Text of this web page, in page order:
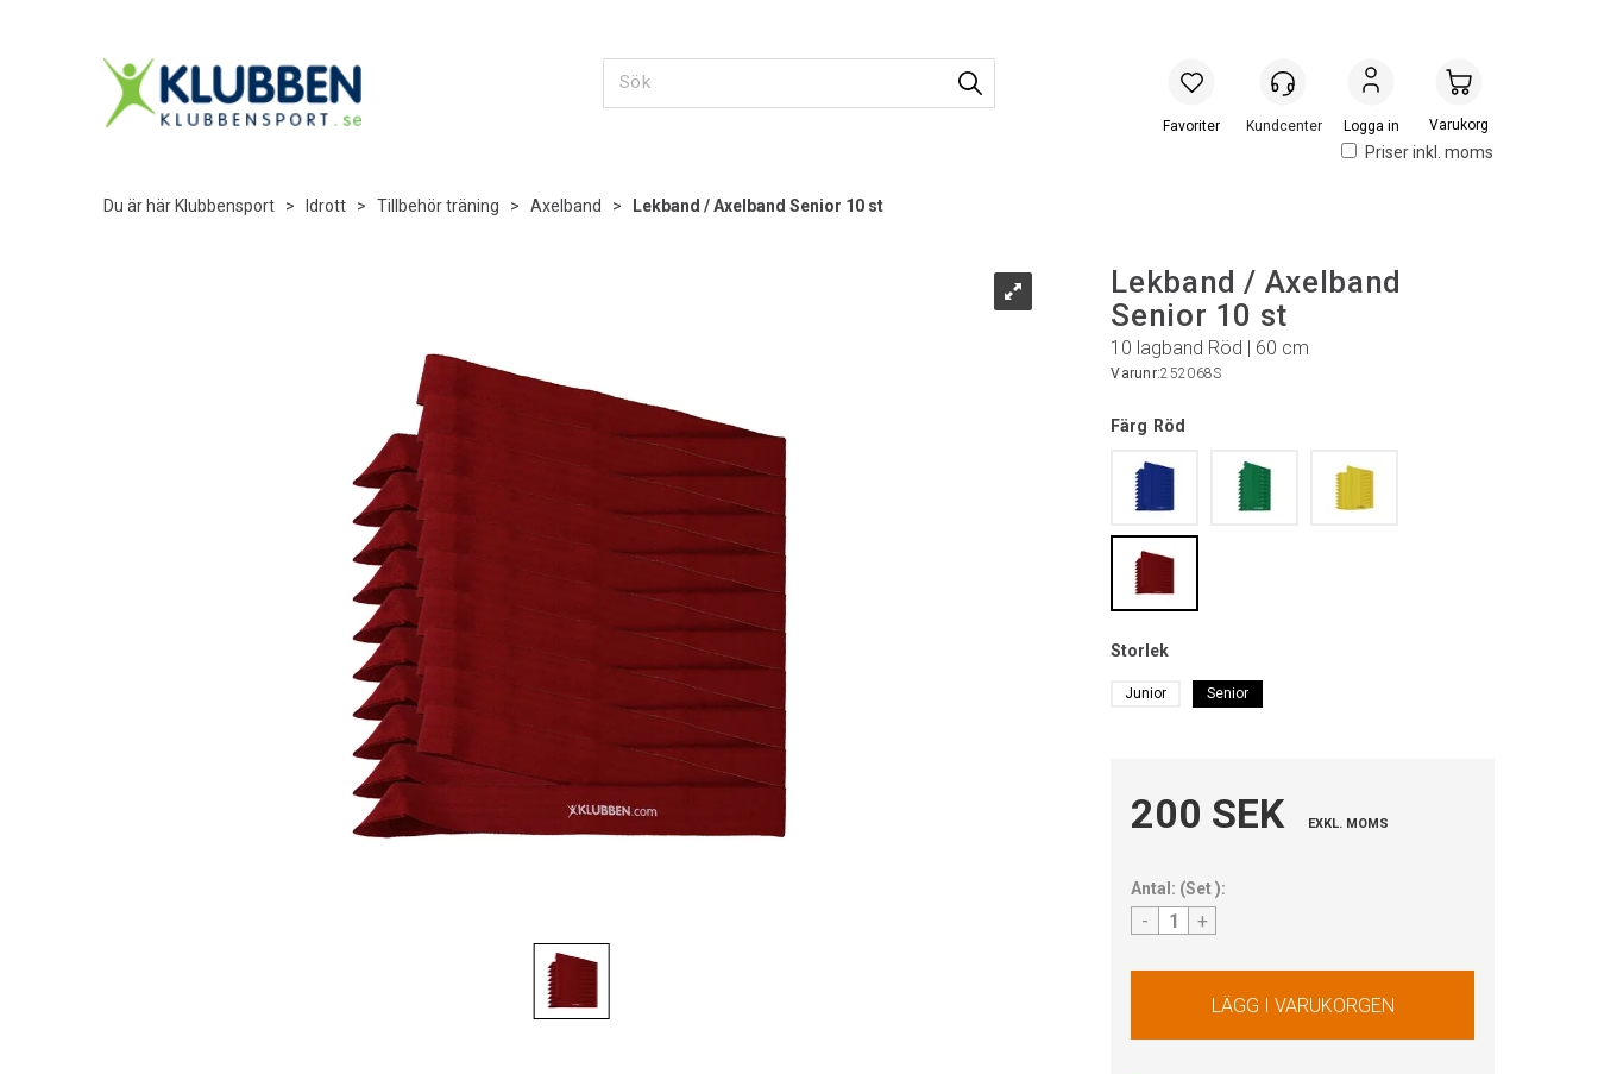
Priser inkl. moms
Logga in Handlevogn
Du är här Klubbensport > Idrott > Tillbehör träning > Axelband > Lekband / Axelband Senior 10 st
Lekband / Axelband
Senior 10 st
10 lagband Röd | 60 cm
Varunr:252068S
Färg Röd
Storlek
Junior Senior
200 SEK EXKL. MOMS
Antal: (Set):
- +